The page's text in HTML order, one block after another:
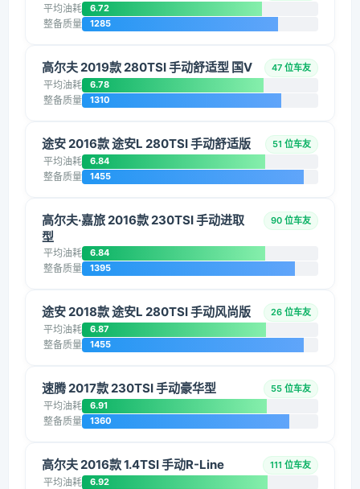
平均油耗 6.72
整备质量 1285
高尔夫 2019款 280TSI 手动舒适型 国V 47 位车友
平均油耗 6.78
整备质量 1310
途安 2016款 途安L 280TSI 手动舒适版 51 位车友
平均油耗 6.84
整备质量 1455
高尔夫·嘉旅 2016款 230TSI 手动进取
型
90 位车友
平均油耗 6.84
整备质量 1395
途安 2018款 途安L 280TSI 手动风尚版 26 位车友
平均油耗 6.87
整备质量 1455
速腾 2017款 230TSI 手动豪华型 55 位车友
平均油耗 6.91
整备质量 1360
高尔夫 2016款 1.4TSI 手动R-Line 111 位车友
平均油耗 6.92